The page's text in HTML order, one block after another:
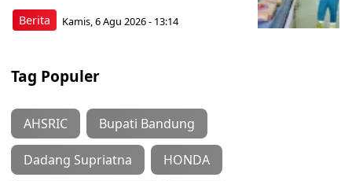
Berita Kamis, 6 Agu 2026 - 13:14
Tag Populer
AHSRIC Bupati Bandung
Dadang Supriatna HONDA